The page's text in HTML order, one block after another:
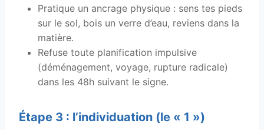
Pratique un ancrage physique : sens tes pieds
sur le sol, bois un verre d’eau, reviens dans la
matière.
Refuse toute planification impulsive
(déménagement, voyage, rupture radicale)
dans les 48h suivant le signe.
Étape 3 : l’individuation (le « 1 »)